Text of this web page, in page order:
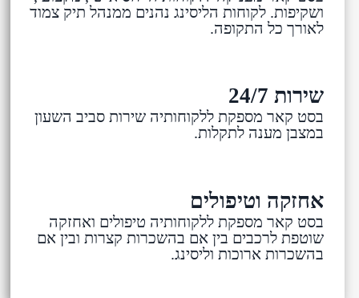
ושקיפות. לקוחות הליסינג נהנים ממנהל תיק צמוד
לאורך כל התקופה.
שירות 24/7
בסט קאר מספקת ללקוחותיה שירות סביב השעון
במצבן מענה לתקלות.
אחזקה וטיפולים
בסט קאר מספקת ללקוחותיה טיפולים ואחזקה
שוטפת לרכבים בין אם בהשכרות קצרות ובין אם
בהשכרות ארוכות וליסינג.